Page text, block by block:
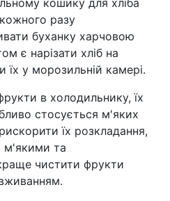
кошику для хліба
разу
буханку харчовою
є нарізати хліб на
їх у морозильній камері.
в холодильнику, їх
стосується м'яких
їх розкладання,
м'якими та
чистити фрукти